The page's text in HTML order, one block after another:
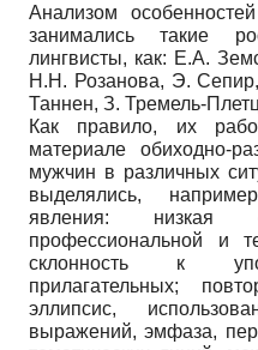
Анализом
занимались такие
лингвисты, как: Е.А.
Н.Н. Розанова, Э.
Таннен, З. Тремель-Плетц
Как правило, их
материале обиходно-
мужчин в различных
выделялись,
явления: низкая
профессиональной и
склонность к
прилагательных;
эллипсис,
выражений, эмфаза,